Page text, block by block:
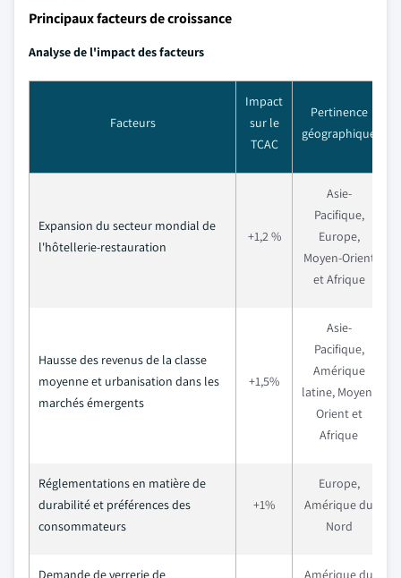
Principaux facteurs de croissance
Analyse de l'impact des facteurs
Facteurs
Impact
sur le
TCAC
Pertinence
géographique
Expansion du secteur mondial de
l'hôtellerie-restauration
+1,2 %
Asie-
Pacifique,
Europe,
Moyen-Orient
et Afrique
Hausse des revenus de la classe
moyenne et urbanisation dans les
marchés émergents
+1,5%
Asie-
Pacifique,
Amérique
latine, Moyen-
Orient et
Afrique
Réglementations en matière de
durabilité et préférences des
consommateurs
+1%
Europe,
Amérique du
Nord
Demande de verrerie de Amérique du